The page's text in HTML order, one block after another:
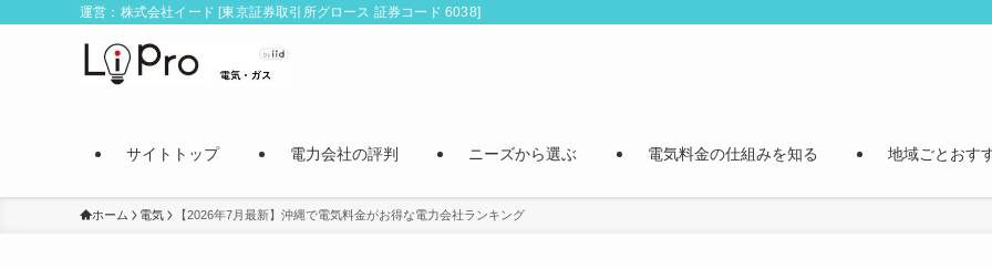
運営：株式会社イード [東京証券取引所グロース 証券コード 6038]
サイトトップ 電力会社の評判 ニーズから選ぶ 電気料金の仕組みを知る 地域ごとおす
ホーム 電気 【2026年7月最新】沖縄で電気料金がお得な電力会社ランキング